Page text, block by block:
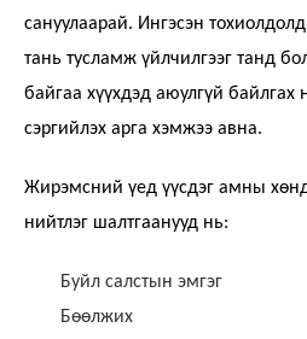
сануулаарай. Ингэсэн
тань тусламж үйлчилгээг танд
байгаа хүүхдэд аюулгүй байлгах
сэргийлэх арга хэмжээ авна.
Жирэмсний үед үүсдэг амны
нийтлэг шалтгаанууд нь:
Буйл салстын эмгэг
Бөөлжих